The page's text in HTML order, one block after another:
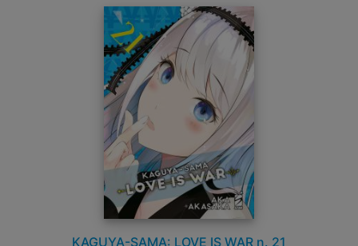
KAGUYA-SAMA: LOVE IS WAR n. 21